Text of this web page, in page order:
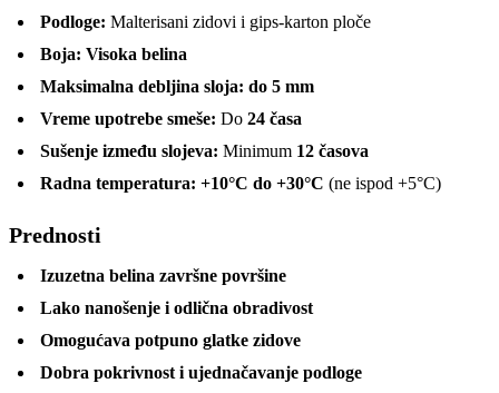
Podloge: Malterisani zidovi i gips-karton ploče
Boja: Visoka belina
Maksimalna debljina sloja: do 5 mm
Vreme upotrebe smeše: Do 24 časa
Sušenje između slojeva: Minimum 12 časova
Radna temperatura: +10°C do +30°C (ne ispod +5°C)
Prednosti
Izuzetna belina završne površine
Lako nanošenje i odlična obradivost
Omogućava potpuno glatke zidove
Dobra pokrivnost i ujednačavanje podloge